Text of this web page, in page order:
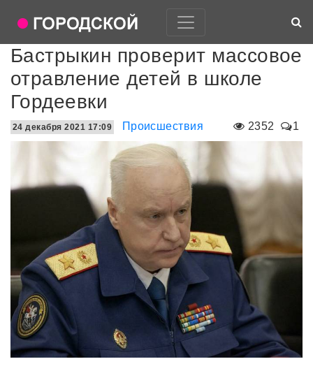
Бастрыкин проверит массовое
отравление детей в школе
Гордеевки
2352 1
24 декабря 2021 17:09 Происшествия